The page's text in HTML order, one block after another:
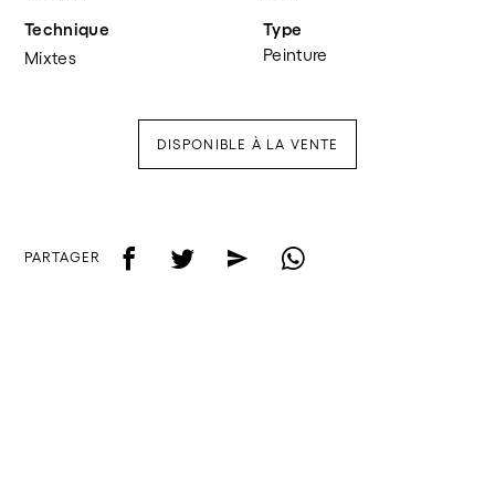
Technique
Mixtes
Type
Peinture
DISPONIBLE À LA VENTE
PARTAGER f t e w